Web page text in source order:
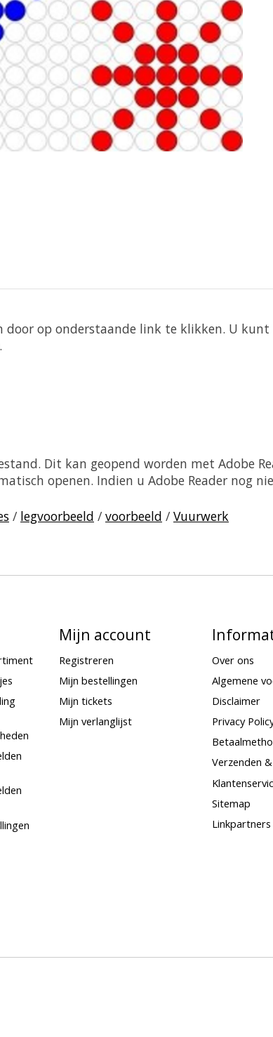
op onderstaande link te klikken. U
Dit kan geopend worden met Adobe
openen. Indien u Adobe Reader nog
/ legvoorbeeld / voorbeeld / Vuurwerk
Mijn account
Registreren
Mijn bestellingen
Mijn tickets
Mijn verlanglijst
Over ons
Algemene
Disclaimer
Privacy
Verzenden
Sitemap
Linkpartners